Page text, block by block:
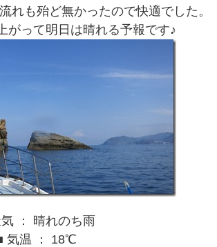
れも殆ど無かったので快適でした。
がって明日は晴れる予報です♪
： 晴れのち雨
気温 ： 18℃